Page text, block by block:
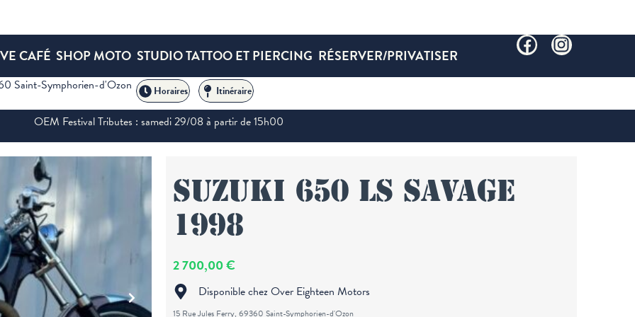
CAFÉ SHOP MOTO STUDIO TATTOO ET PIERCING RÉSERVER/PRIVATISER
Saint-Symphorien-d'Ozon Horaires Itinéraire
OEM Festival Tributes : samedi 29/08 à partir de 15h00
Suzuki 650 LS Savage
1998
2 700,00 €
Disponible chez Over Eighteen Motors
15 Rue Jules Ferry, 69360 Saint-Symphorien-d'Ozon